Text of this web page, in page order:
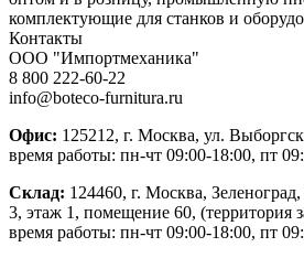
комплектующие для станков и
Контакты
ООО "Импортмеханика"
8 800 222-60-22
info@boteco-furnitura.ru
Офис: 125212, г. Москва, ул.
время работы: пн-чт 09:00-18:00, пт
Склад: 124460, г. Москва,
3, этаж 1, помещение 60, (территория
время работы: пн-чт 09:00-18:00, пт